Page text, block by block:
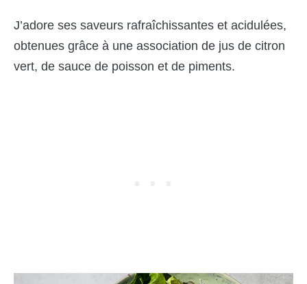
J’adore ses saveurs rafraîchissantes et acidulées,
obtenues grâce à une association de jus de citron
vert, de sauce de poisson et de piments.